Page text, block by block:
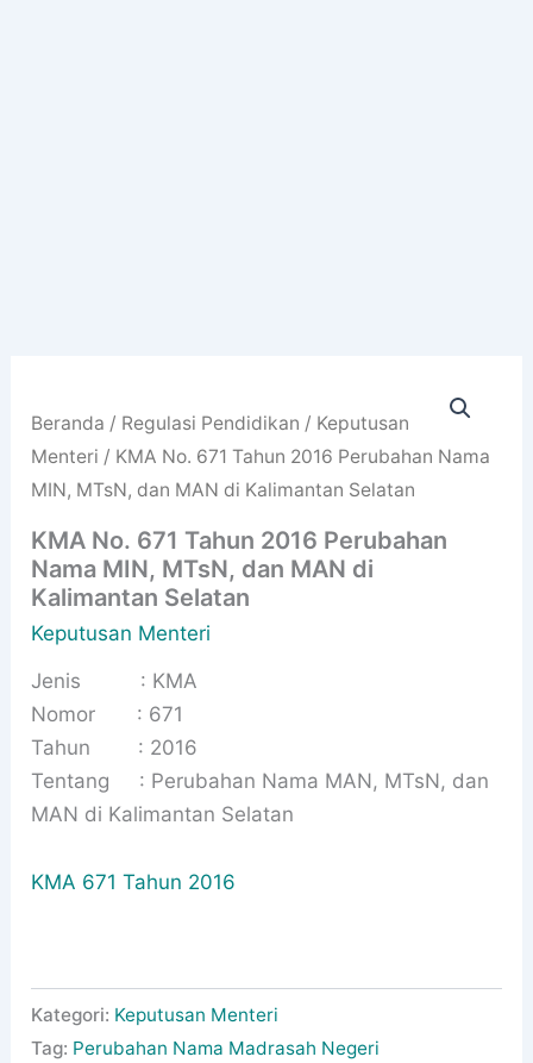
Beranda / Regulasi Pendidikan / Keputusan
Menteri / KMA No. 671 Tahun 2016 Perubahan Nama
MIN, MTsN, dan MAN di Kalimantan Selatan
KMA No. 671 Tahun 2016 Perubahan
Nama MIN, MTsN, dan MAN di
Kalimantan Selatan
Keputusan Menteri
Jenis : KMA
Nomor : 671
Tahun : 2016
Tentang : Perubahan Nama MAN, MTsN, dan
MAN di Kalimantan Selatan
KMA 671 Tahun 2016
Kategori: Keputusan Menteri
Tag: Perubahan Nama Madrasah Negeri